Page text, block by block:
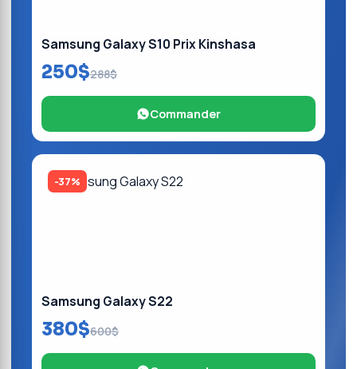
Samsung Galaxy S10 Prix Kinshasa
250$288$
Commander
-37%
Samsung Galaxy S22
380$600$